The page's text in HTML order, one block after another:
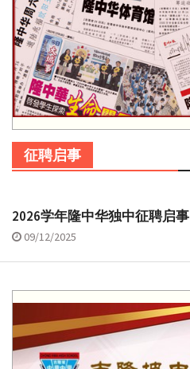
征聘启事
2026学年隆中华独中征聘启事
09/12/2025